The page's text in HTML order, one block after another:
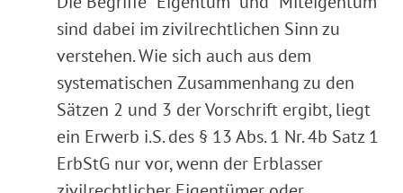
sind dabei im zivilrechtlichen Sinn zu
verstehen. Wie sich auch aus dem
systematischen Zusammenhang zu den
Sätzen 2 und 3 der Vorschrift ergibt, liegt
ein Erwerb i.S. des § 13 Abs. 1 Nr. 4b Satz 1
ErbStG nur vor, wenn der Erblasser